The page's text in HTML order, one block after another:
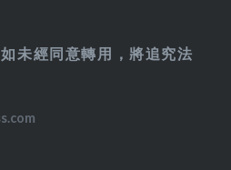
未經同意轉用，將追究法